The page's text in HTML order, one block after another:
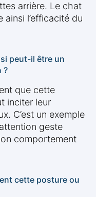
arrière. Le chat
l’efficacité du
peut-il être un
?
que cette
inciter leur
C’est un exemple
geste
comportement
cette posture ou